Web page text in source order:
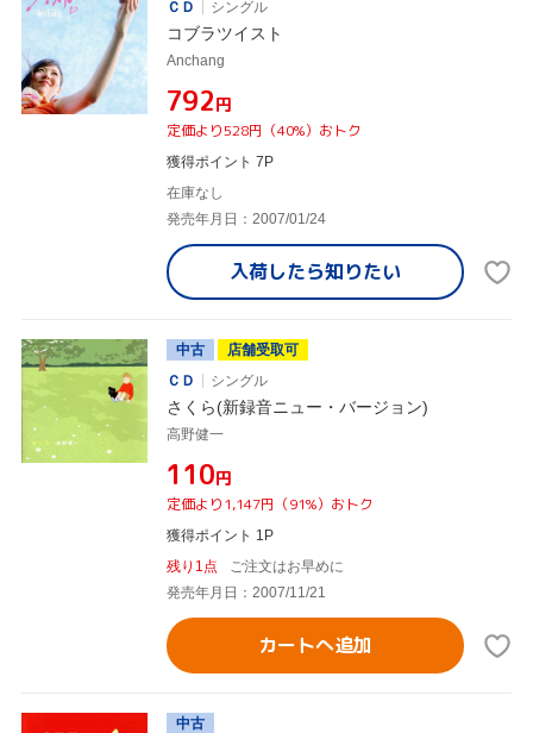
ＣＤ シングル
コブラツイスト
Anchang
¥792円
定価より528円（40%）おトク
獲得ポイント 7P
在庫なし
発売年月日：2007/01/24
入荷したら知りたい
中古
店舗受取可
ＣＤ
シングル
さくら(新録音ニュー・バージョン)
高野健一
¥110円
定価より1,147円（91%）おトク
獲得ポイント 1P
残り1点
ご注文はお早めに
発売年月日：2007/11/21
カートへ追加
中古